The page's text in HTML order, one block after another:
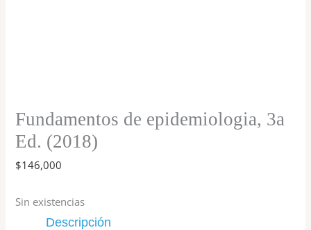
Fundamentos de epidemiologia, 3a
Ed. (2018)
$146,000
Sin existencias
Descripción